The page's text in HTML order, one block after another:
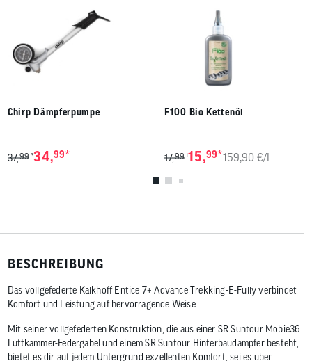
Chirp Dämpferpumpe
37,99 334,99*
F100 Bio Kettenöl
17,99 115,99*159,90 €/l
BESCHREIBUNG
Das vollgefederte Kalkhoff Entice 7+ Advance Trekking-E-Fully verbindet
Komfort und Leistung auf hervorragende Weise
Mit seiner vollgefederten Konstruktion, die aus einer SR Suntour Mobie36
Luftkammer-Federgabel und einem SR Suntour Hinterbaudämpfer besteht,
bietet es dir auf jedem Untergrund exzellenten Komfort, sei es über